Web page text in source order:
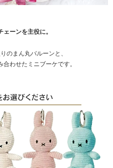
ーンを主役に。
のまん丸バルーンと、
わせたミニブーケです。